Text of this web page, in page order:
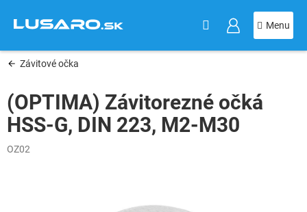
obsah
Závitové očka
(OPTIMA) Závitorezné očká
HSS-G, DIN 223, M2-M30
OZ02